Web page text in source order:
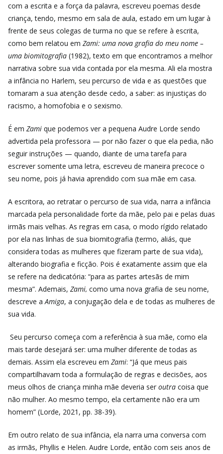
com a escrita e a força da palavra, escreveu poemas desde
criança, tendo, mesmo em sala de aula, estado em um lugar à
frente de seus colegas de turma no que se refere à escrita,
como bem relatou em Zami: uma nova grafia do meu nome –
uma biomitografia (1982), texto em que encontramos a melhor
narrativa sobre sua vida contada por ela mesma. Ali ela mostra
a infância no Harlem, seu percurso de vida e as questões que
tomaram a sua atenção desde cedo, a saber: as injustiças do
racismo, a homofobia e o sexismo.
É em Zami que podemos ver a pequena Audre Lorde sendo
advertida pela professora — por não fazer o que ela pedia, não
seguir instruções — quando, diante de uma tarefa para
escrever somente uma letra, escreveu de maneira precoce o
seu nome, pois já havia aprendido com sua mãe em casa.
A escritora, ao retratar o percurso de sua vida, narra a infância
marcada pela personalidade forte da mãe, pelo pai e pelas duas
irmãs mais velhas. As regras em casa, o modo rígido relatado
por ela nas linhas de sua biomitografia (termo, aliás, que
considera todas as mulheres que fizeram parte de sua vida),
alterando biografia e ficção. Pois é exatamente assim que ela
se refere na dedicatória: “para as partes artesãs de mim
mesma”. Ademais, Zami, como uma nova grafia de seu nome,
descreve a Amiga, a conjugação dela e de todas as mulheres de
sua vida.
Seu percurso começa com a referência à sua mãe, como ela
mais tarde desejará ser: uma mulher diferente de todas as
demais. Assim ela escreveu em Zami: “Já que meus pais
compartilhavam toda a formulação de regras e decisões, aos
meus olhos de criança minha mãe deveria ser outra coisa que
não mulher. Ao mesmo tempo, ela certamente não era um
homem” (Lorde, 2021, pp. 38-39).
Em outro relato de sua infância, ela narra uma conversa com
as irmãs, Phyllis e Helen. Audre Lorde, então com seis anos de